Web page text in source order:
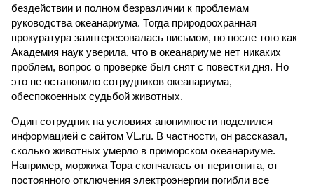
бездействии и полном безразличии к проблемам
руководства океанариума. Тогда природоохранная
прокуратура заинтересовалась письмом, но после того как
Академия наук уверила, что в океанариуме нет никаких
проблем, вопрос о проверке был снят с повестки дня. Но
это не остановило сотрудников океанариума,
обеспокоенных судьбой животных.
Один сотрудник на условиях анонимности поделился
информацией с сайтом VL.ru. В частности, он рассказал,
сколько животных умерло в приморском океанариуме.
Например, моржиха Тора скончалась от перитонита, от
постоянного отключения электроэнергии погибли все